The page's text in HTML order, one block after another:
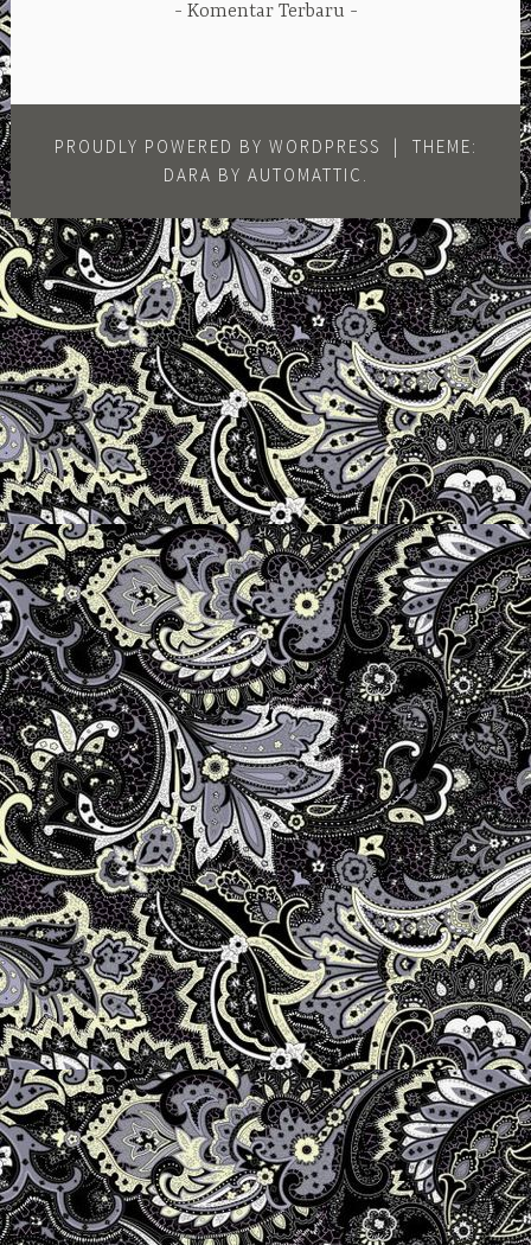
Komentar Terbaru
PROUDLY POWERED BY WORDPRESS |
THEME:
DARA BY AUTOMATTIC .